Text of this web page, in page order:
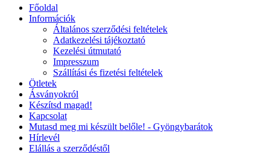
Főoldal
Információk
Általános szerződési feltételek
Adatkezelési tájékoztató
Kezelési útmutató
Impresszum
Szállítási és fizetési feltételek
Ötletek
Ásványokról
Készítsd magad!
Kapcsolat
Mutasd meg mi készült belőle! - Gyöngybarátok
Hírlevél
Elállás a szerződéstől